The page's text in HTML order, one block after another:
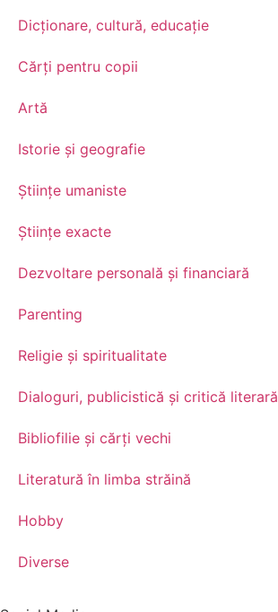
Dicționare, cultură, educație
Cărți pentru copii
Artă
Istorie și geografie
Științe umaniste
Științe exacte
Dezvoltare personală şi financiară
Parenting
Religie și spiritualitate
Dialoguri, publicistică și critică literară
Bibliofilie și cărți vechi
Literatură în limba străină
Hobby
Diverse